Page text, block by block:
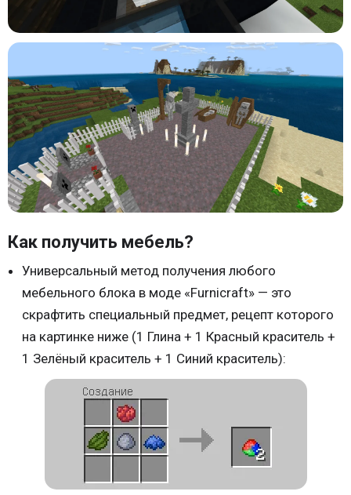
Как получить мебель?
Универсальный метод получения любого
мебельного блока в моде «Furnicraft» — это
скрафтить специальный предмет, рецепт которого
на картинке ниже (1 Глина + 1 Красный краситель +
1 Зелёный краситель + 1 Синий краситель):